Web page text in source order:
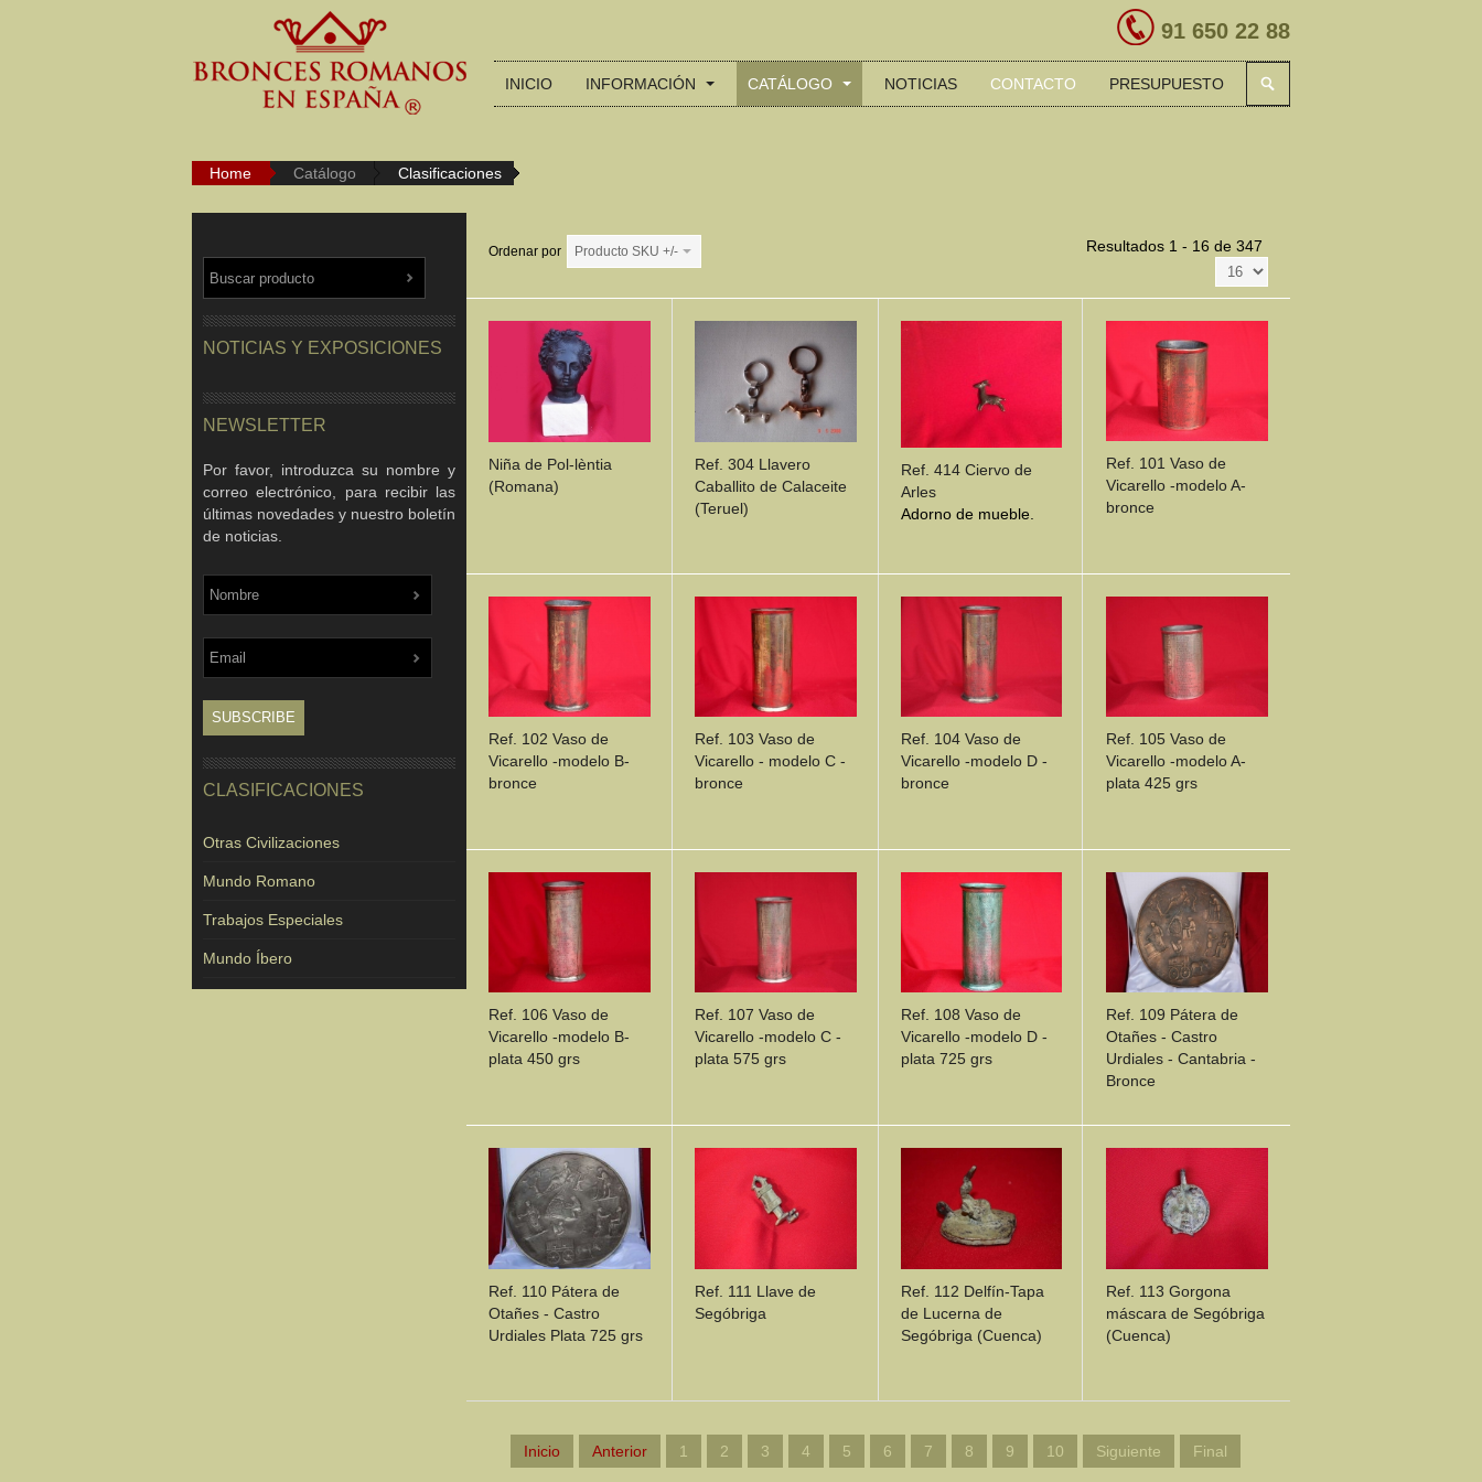
INICIO INFORMACIÓN CATÁLOGO NOTICIAS CONTACTO PRESUPUESTO
91 650 22 88
Home Catálogo Clasificaciones
Ordenar por Producto SKU +/- Resultados 1 - 16 de 347
Niña de Pol-lèntia
(Romana)
DETAILS
Ref. 304 Llavero
Caballito de Calaceite
(Teruel)
DETAILS
Ref. 414 Ciervo de
Arles
Adorno de mueble.
DETAILS
Ref. 101 Vaso de
Vicarello -modelo A-
bronce
Ref. 102 Vaso de
Vicarello -modelo B-
bronce
DETAILS
Ref. 103 Vaso de
Vicarello - modelo C -
bronce
Ref. 104 Vaso de
Vicarello -modelo D -
bronce
DETAILS
Ref. 105 Vaso de
Vicarello -modelo A-
plata 425 grs
DETAILS
Ref. 106 Vaso de
Vicarello -modelo B-
plata 450 grs
DETAILS
Ref. 107 Vaso de
Vicarello -modelo C -
plata 575 grs
Ref. 108 Vaso de
Vicarello -modelo D -
plata 725 grs
DETAILS
Ref. 109 Pátera de
Otañes - Castro
Urdiales - Cantabria -
Bronce
DETAILS
Ref. 110 Pátera de
Otañes - Castro
Urdiales Plata 725 grs
DETAILS
Ref. 111 Llave de
Segóbriga
DETAILS
Ref. 112 Delfín-Tapa
de Lucerna de
Segóbriga (Cuenca)
DETAILS
Ref. 113 Gorgona
máscara de Segóbriga
(Cuenca)
DETAILS
Inicio Anterior 1 2 3 4 5 6 7 8 9 10 Siguiente Final
NOTICIAS Y EXPOSICIONES
NEWSLETTER
Por favor, introduzca su nombre y
correo electrónico, para recibir las
últimas novedades y nuestro boletín
de noticias.
CLASIFICACIONES
Otras Civilizaciones
Mundo Romano
Trabajos Especiales
Mundo Íbero